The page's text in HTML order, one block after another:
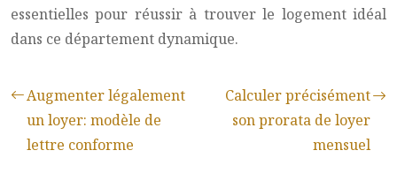
essentielles pour réussir à trouver le logement idéal
dans ce département dynamique.
Augmenter légalement
un loyer: modèle de
lettre conforme
Calculer précisément
son prorata de loyer
mensuel